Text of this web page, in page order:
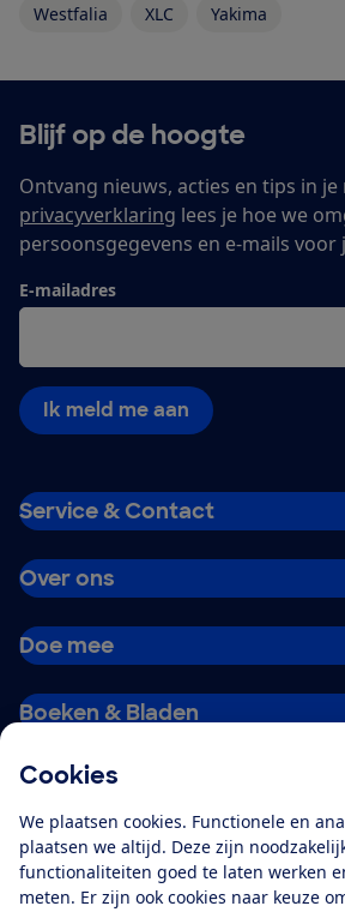
Cookies
We plaatsen cookies. Functionele en
plaatsen we altijd. Deze zijn
functionaliteiten goed te laten werken
meten. Er zijn ook cookies naar keuze
Westfalia
XLC Yakima
Blijf op de hoogte
Ontvang nieuws, acties en tips in
privacyverklaring lees je hoe we
persoonsgegevens en e-mails voor
E-mailadres
Ik meld me aan
Service & Contact
Over ons
Doe mee
Boeken & Bladen
Alles over de